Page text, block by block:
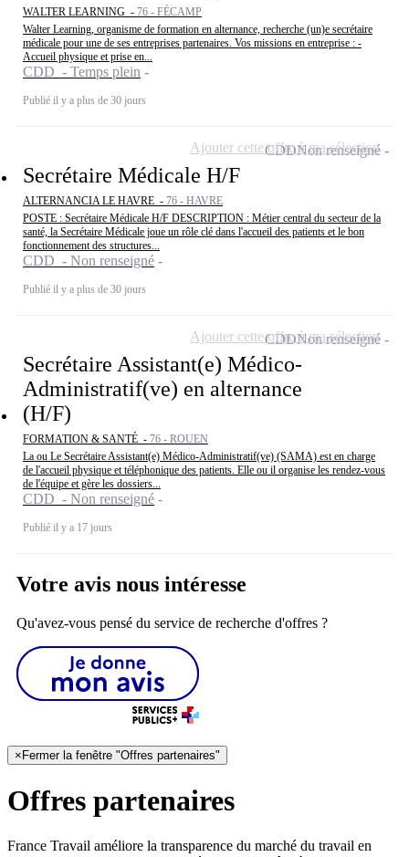
WALTER LEARNING - 76 - FÉCAMP
Walter Learning, organisme de formation en alternance, recherche (un)e secrétaire
médicale pour une de ses entreprises partenaires. Vos missions en entreprise : -
Accueil physique et prise en...
CDD - Temps plein
Publié il y a plus de 30 jours
Secrétaire Médicale H/F
ALTERNANCIA LE HAVRE - 76 - HAVRE
POSTE : Secrétaire Médicale H/F DESCRIPTION : Métier central du secteur de la
santé, la Secrétaire Médicale joue un rôle clé dans l'accueil des patients et le bon
fonctionnement des structures...
CDD - Non renseigné
Publié il y a plus de 30 jours
CDDNon renseigné
Ajouter cette offre à ma sélection
Secrétaire Assistant(e) Médico-
Administratif(ve) en alternance
(H/F)
FORMATION & SANTÉ - 76 - ROUEN
La ou Le Secrétaire Assistant(e) Médico-Administratif(ve) (SAMA) est en charge
de l'accueil physique et téléphonique des patients. Elle ou il organise les rendez-vous
de l'équipe et gère les dossiers...
CDD - Non renseigné
Publié il y a 17 jours
CDDNon renseigné
Ajouter cette offre à ma sélection
Votre avis nous intéresse
Qu'avez-vous pensé du service de recherche d'offres ?
× Fermer la fenêtre "Offres partenaires"
Offres partenaires
France Travail améliore la transparence du marché du travail en